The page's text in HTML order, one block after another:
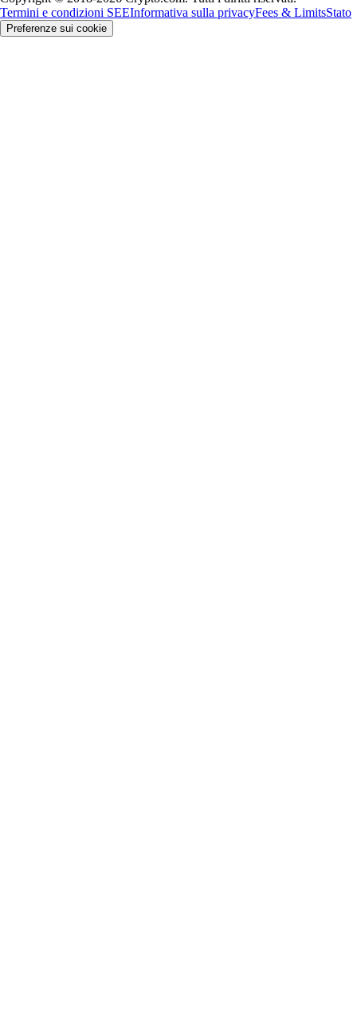
Termini e condizioni SEEInformativa sulla privacyFees & LimitsStato
Preferenze sui cookie